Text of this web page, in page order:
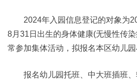
2024年入园信息登记的对象为
8月31日出生的身体健康(无慢性传
常参加集体活动，拟报名本区幼儿园
报名幼儿园托班、中大班插班、